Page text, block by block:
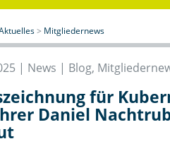
und Gründerzentrum
und Partner
Mediacenter
Für Forschung & Lehre
Für Anwender
Für Studenten &
Für Experten
Meeting- & Eventräume
Coworking Space
Mitglieder
Archiv
> Mitgliedernews
| News | Blog,
für
Daniel